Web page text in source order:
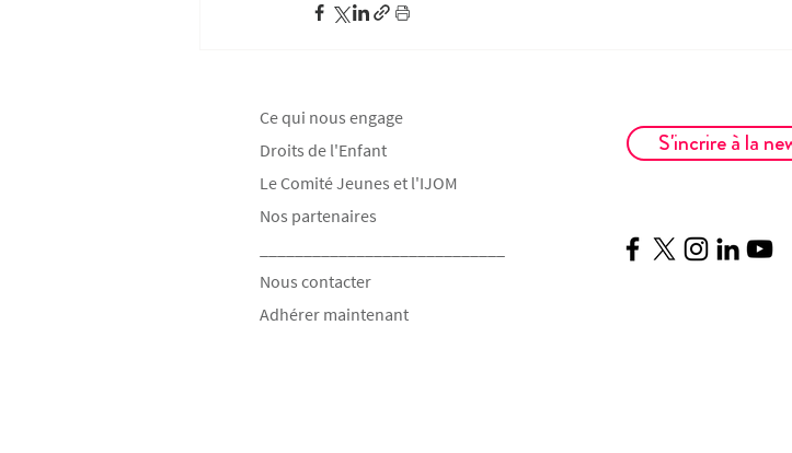
Ce qui nous engage
Droits de l'Enfant
Le Comité Jeunes et l'IJOM
Nos partenaires
Nous contacter
Adhérer maintenant
S'incrire à la